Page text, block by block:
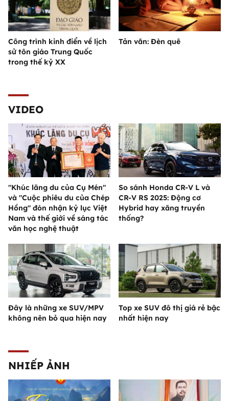
Công trình kinh điển về lịch
sử tôn giáo Trung Quốc
trong thế kỷ XX
Tản văn: Đèn quê
VIDEO
"Khúc lãng du của Cụ Mén"
và "Cuộc phiêu du của Chép
Hồng" đón nhận kỷ lục Việt
Nam và thế giới về sáng tác
văn học nghệ thuật
So sánh Honda CR-V L và
CR-V RS 2025: Động cơ
Hybrid hay xăng truyền
thống?
Đây là những xe SUV/MPV
không nên bỏ qua hiện nay
Top xe SUV đô thị giá rẻ bậc
nhất hiện nay
NHIẾP ẢNH